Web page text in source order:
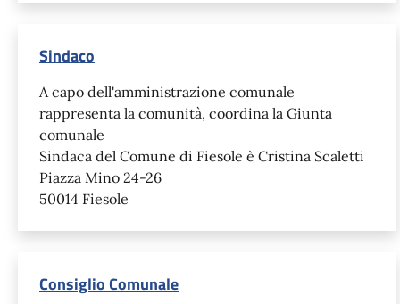
Sindaco
A capo dell'amministrazione comunale
rappresenta la comunità, coordina la Giunta
comunale
Sindaca del Comune di Fiesole è Cristina Scaletti
Piazza Mino 24-26
50014 Fiesole
Consiglio Comunale